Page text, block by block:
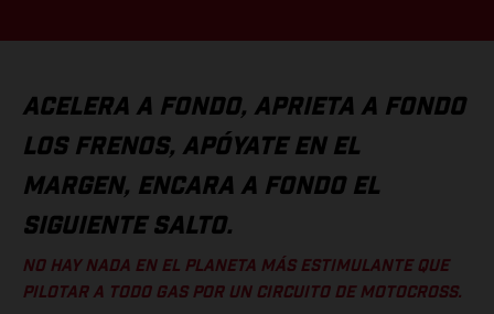
ACELERA A FONDO, APRIETA A FONDO
LOS FRENOS, APÓYATE EN EL
MARGEN, ENCARA A FONDO EL
SIGUIENTE SALTO.
NO HAY NADA EN EL PLANETA MÁS ESTIMULANTE QUE
PILOTAR A TODO GAS POR UN CIRCUITO DE MOTOCROSS.